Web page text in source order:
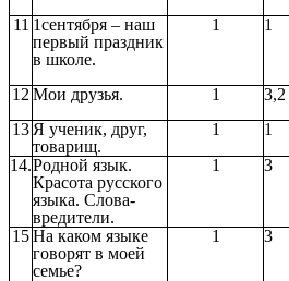
11 1сентября – наш
первый праздник
в школе.
1 1
12 Мои друзья. 1 3,2
13 Я ученик, друг,
товарищ.
1 1
14.Родной язык.
Красота русского
языка. Слова-
вредители.
1 3
15На каком языке
говорят в моей
семье?
1 3